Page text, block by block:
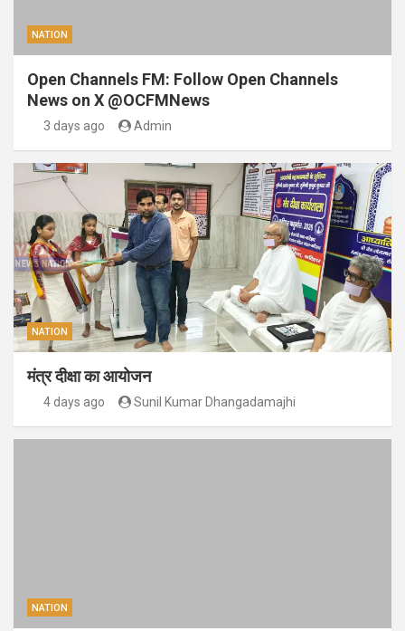
NATION
Open Channels FM: Follow Open Channels
News on X @OCFMNews
3 days ago Admin
NATION
मंत्र दीक्षा का आयोजन
4 days ago Sunil Kumar Dhangadamajhi
NATION